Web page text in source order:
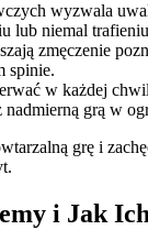
wyzwala
lub niemal
zmęczenie
spinie.
w każdej
grą w
grę i
i Jak